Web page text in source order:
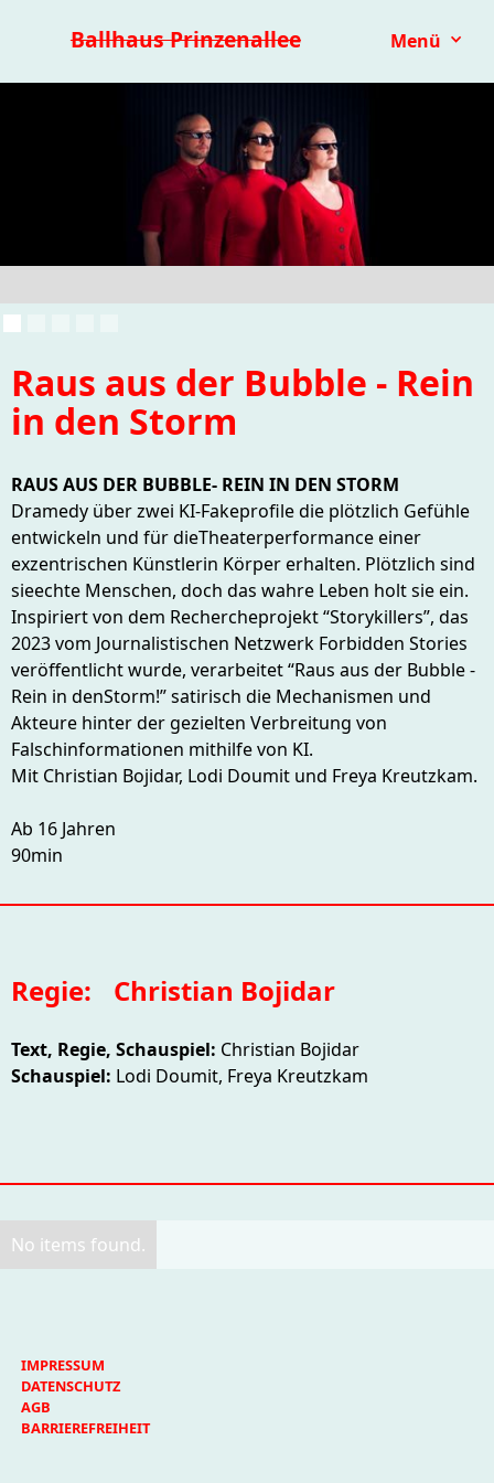
Ballhaus Prinzenallee Menü
Kinder- & Jugendtheater mit.mach.bühne
Raus aus der Bubble - Rein
in den Storm
RAUS AUS DER BUBBLE- REIN IN DEN STORM
Dramedy über zwei KI-Fakeprofile die plötzlich Gefühle
entwickeln und für dieTheaterperformance einer
exzentrischen Künstlerin Körper erhalten. Plötzlich sind
sieechte Menschen, doch das wahre Leben holt sie ein.
Inspiriert von dem Rechercheprojekt “Storykillers”, das
2023 vom Journalistischen Netzwerk Forbidden Stories
veröffentlicht wurde, verarbeitet “Raus aus der Bubble -
Rein in denStorm!” satirisch die Mechanismen und
Akteure hinter der gezielten Verbreitung von
Falschinformationen mithilfe von KI.
Mit Christian Bojidar, Lodi Doumit und Freya Kreutzkam.
Ab 16 Jahren
90min
Regie: Christian Bojidar
Text, Regie, Schauspiel: Christian Bojidar
Schauspiel: Lodi Doumit, Freya Kreutzkam
No items found.
IMPRESSUM
DATENSCHUTZ
AGB
BARRIEREFREIHEIT